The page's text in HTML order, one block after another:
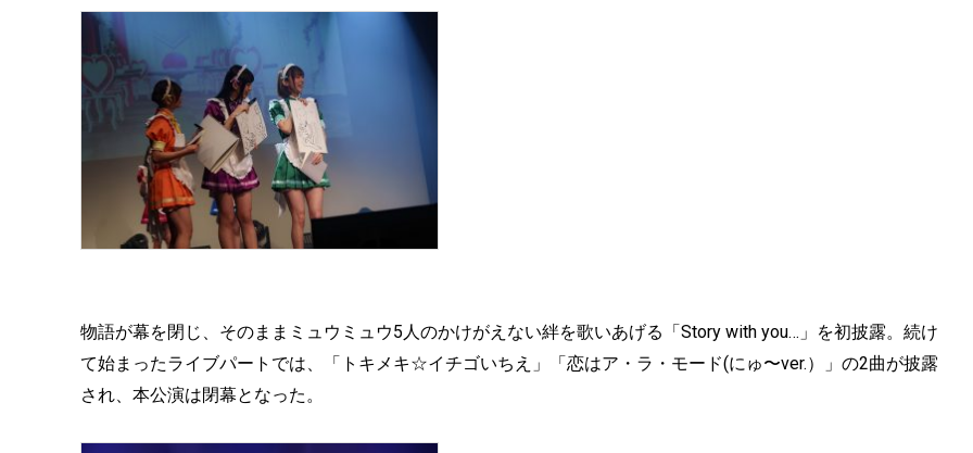
物語が幕を閉じ、そのままミュウミュウ5人のかけがえない絆を歌いあげる「Story with you…」を初披露。続け
て始まったライブパートでは、「トキメキ☆イチゴいちえ」「恋はア・ラ・モード(にゅ〜ver.）」の2曲が披露
され、本公演は閉幕となった。